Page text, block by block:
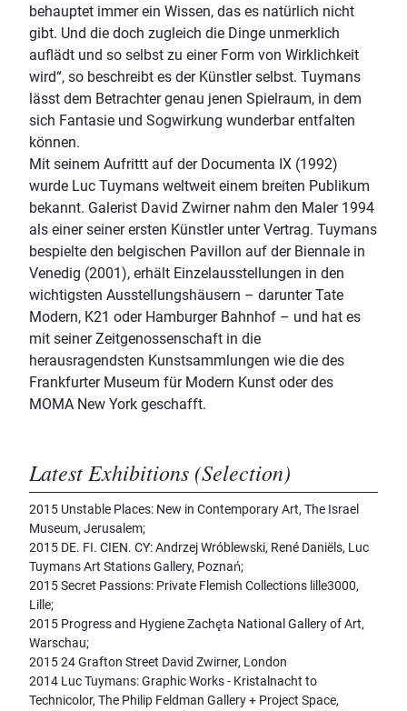
behauptet immer ein Wissen, das es natürlich nicht
gibt. Und die doch zugleich die Dinge unmerklich
auflädt und so selbst zu einer Form von Wirklichkeit
wird“, so beschreibt es der Künstler selbst. Tuymans
lässt dem Betrachter genau jenen Spielraum, in dem
sich Fantasie und Sogwirkung wunderbar entfalten
können.
Mit seinem Aufrittt auf der Documenta IX (1992)
wurde Luc Tuymans weltweit einem breiten Publikum
bekannt. Galerist David Zwirner nahm den Maler 1994
als einer seiner ersten Künstler unter Vertrag. Tuymans
bespielte den belgischen Pavillon auf der Biennale in
Venedig (2001), erhält Einzelausstellungen in den
wichtigsten Ausstellungshäusern – darunter Tate
Modern, K21 oder Hamburger Bahnhof – und hat es
mit seiner Zeitgenossenschaft in die
herausragendsten Kunstsammlungen wie die des
Frankfurter Museum für Modern Kunst oder des
MOMA New York geschafft.
Latest Exhibitions (Selection)
2015 Unstable Places: New in Contemporary Art, The Israel
Museum, Jerusalem;
2015 DE. FI. CIEN. CY: Andrzej Wróblewski, René Daniëls, Luc
Tuymans Art Stations Gallery, Poznań;
2015 Secret Passions: Private Flemish Collections lille3000,
Lille;
2015 Progress and Hygiene Zachęta National Gallery of Art,
Warschau;
2015 24 Grafton Street David Zwirner, London
2014 Luc Tuymans: Graphic Works - Kristalnacht to
Technicolor, The Philip Feldman Gallery + Project Space,